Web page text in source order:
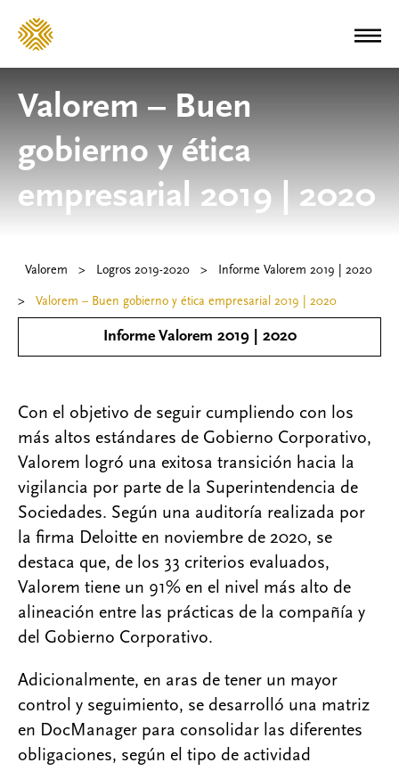
Valorem – Buen
gobierno y ética
empresarial 2019 | 2020
Valorem > Logros 2019-2020 > Informe Valorem 2019 | 2020
> Valorem – Buen gobierno y ética empresarial 2019 | 2020
Informe Valorem 2019 | 2020
Con el objetivo de seguir cumpliendo con los
más altos estándares de Gobierno Corporativo,
Valorem logró una exitosa transición hacia la
vigilancia por parte de la Superintendencia de
Sociedades. Según una auditoría realizada por
la firma Deloitte en noviembre de 2020, se
destaca que, de los 33 criterios evaluados,
Valorem tiene un 91% en el nivel más alto de
alineación entre las prácticas de la compañía y
del Gobierno Corporativo.
Adicionalmente, en aras de tener un mayor
control y seguimiento, se desarrolló una matriz
en DocManager para consolidar las diferentes
obligaciones, según el tipo de actividad